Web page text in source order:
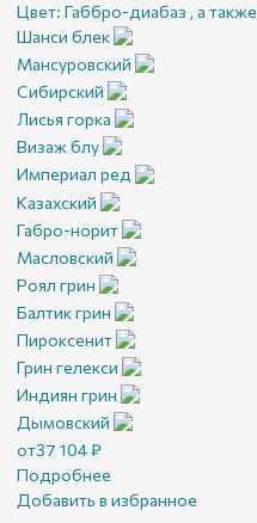
Цвет: Габбро-диабаз , а также
Шанси блек
Мансуровский
Сибирский
Лисья горка
Визаж блу
Империал ред
Казахский
Габро-норит
Масловский
Роял грин
Балтик грин
Пироксенит
Грин гелекси
Индиян грин
Дымовский
от37 104₽
Подробнее
Добавить в избранное